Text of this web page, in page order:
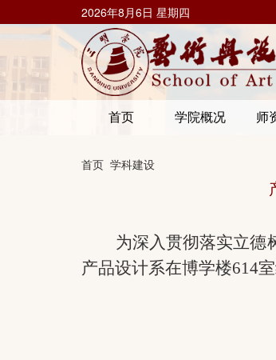
2026年8月6日 星期四
首页 学院概况 师
首页 学科建设
为深入贯彻落实立德
产品设计系在博学楼614